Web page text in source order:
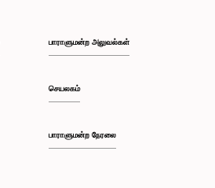
பாராளுமன்ற அலுவல்கள்
செயலகம்
பாராளுமன்ற நேரலை